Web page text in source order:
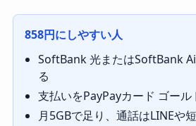
858円にしやすい人
SoftBank 光またはSoftBank
る
支払いをPayPayカード ゴール
月5GBで足り、通話はLINEや